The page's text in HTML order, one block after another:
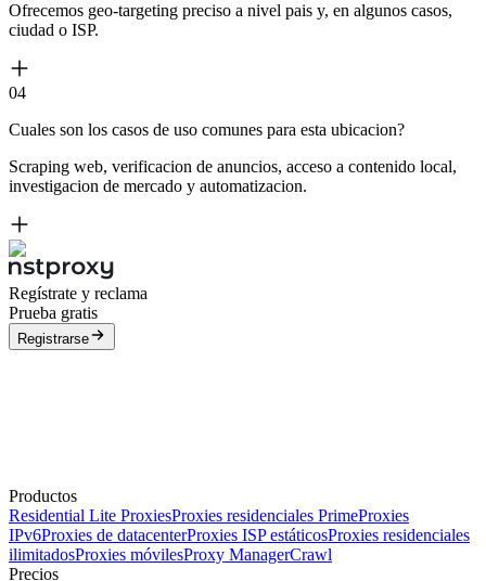
Ofrecemos geo-targeting preciso a nivel pais y, en algunos casos,
ciudad o ISP.
04
Cuales son los casos de uso comunes para esta ubicacion?
Scraping web, verificacion de anuncios, acceso a contenido local,
investigacion de mercado y automatizacion.
Regístrate y reclama
Prueba gratis
Registrarse
Productos
Residential Lite ProxiesProxies residenciales PrimeProxies
IPv6Proxies de datacenterProxies ISP estáticosProxies residenciales
ilimitadosProxies móvilesProxy ManagerCrawl
Precios